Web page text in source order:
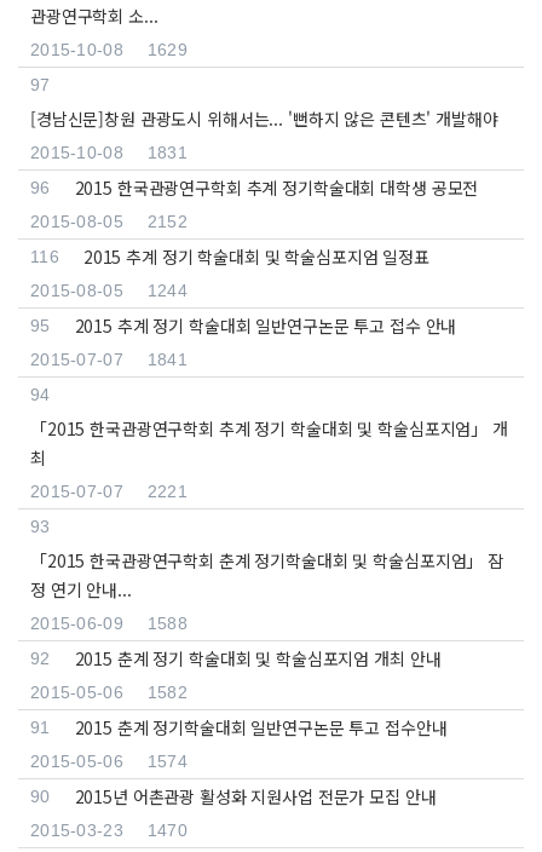
관광연구학회 소...
2015-10-08
1629
97
[경남신문]창원 관광도시 위해서는... '뻔하지 않은 콘텐츠' 개발해야
2015-10-08
1831
96
2015 한국관광연구학회 추계 정기학술대회 대학생 공모전
2015-08-05
2152
116
2015 추계 정기 학술대회 및 학술심포지엄 일정표
2015-08-05
1244
95
2015 추계 정기 학술대회 일반연구논문 투고 접수 안내
2015-07-07
1841
94
「2015 한국관광연구학회 추계 정기 학술대회 및 학술심포지엄」 개
최
2015-07-07
2221
93
「2015 한국관광연구학회 춘계 정기학술대회 및 학술심포지엄」 잠
정 연기 안내...
2015-06-09
1588
92
2015 춘계 정기 학술대회 및 학술심포지엄 개최 안내
2015-05-06
1582
91
2015 춘계 정기학술대회 일반연구논문 투고 접수안내
2015-05-06
1574
90
2015년 어촌관광 활성화 지원사업 전문가 모집 안내
2015-03-23
1470